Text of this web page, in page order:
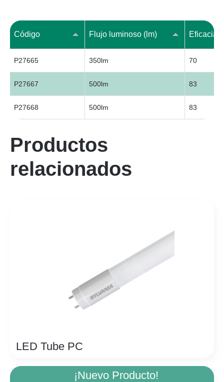
Código Flujo luminoso (lm) Eficacia
P27665 350lm 70
P27667 500lm 83
P27668 500lm 83
Productos
relacionados
LED Tube PC
¡Nuevo Producto!